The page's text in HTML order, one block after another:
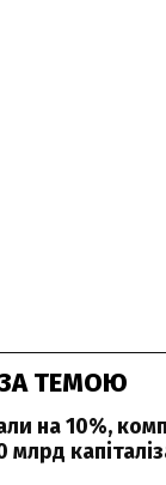
ТЕМОЮ
на 10%,